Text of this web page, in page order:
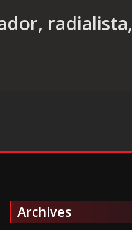
radialista,
Archives